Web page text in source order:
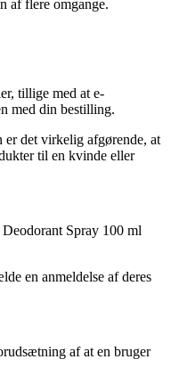
af flere omgange.
tillige med at e-
med din bestilling.
det virkelig afgørende, at
til en kvinde eller
Spray 100 ml
en anmeldelse af deres
af at en bruger